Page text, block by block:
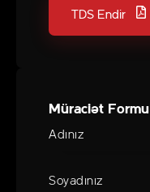
TDS Endir
Müraciət Formu